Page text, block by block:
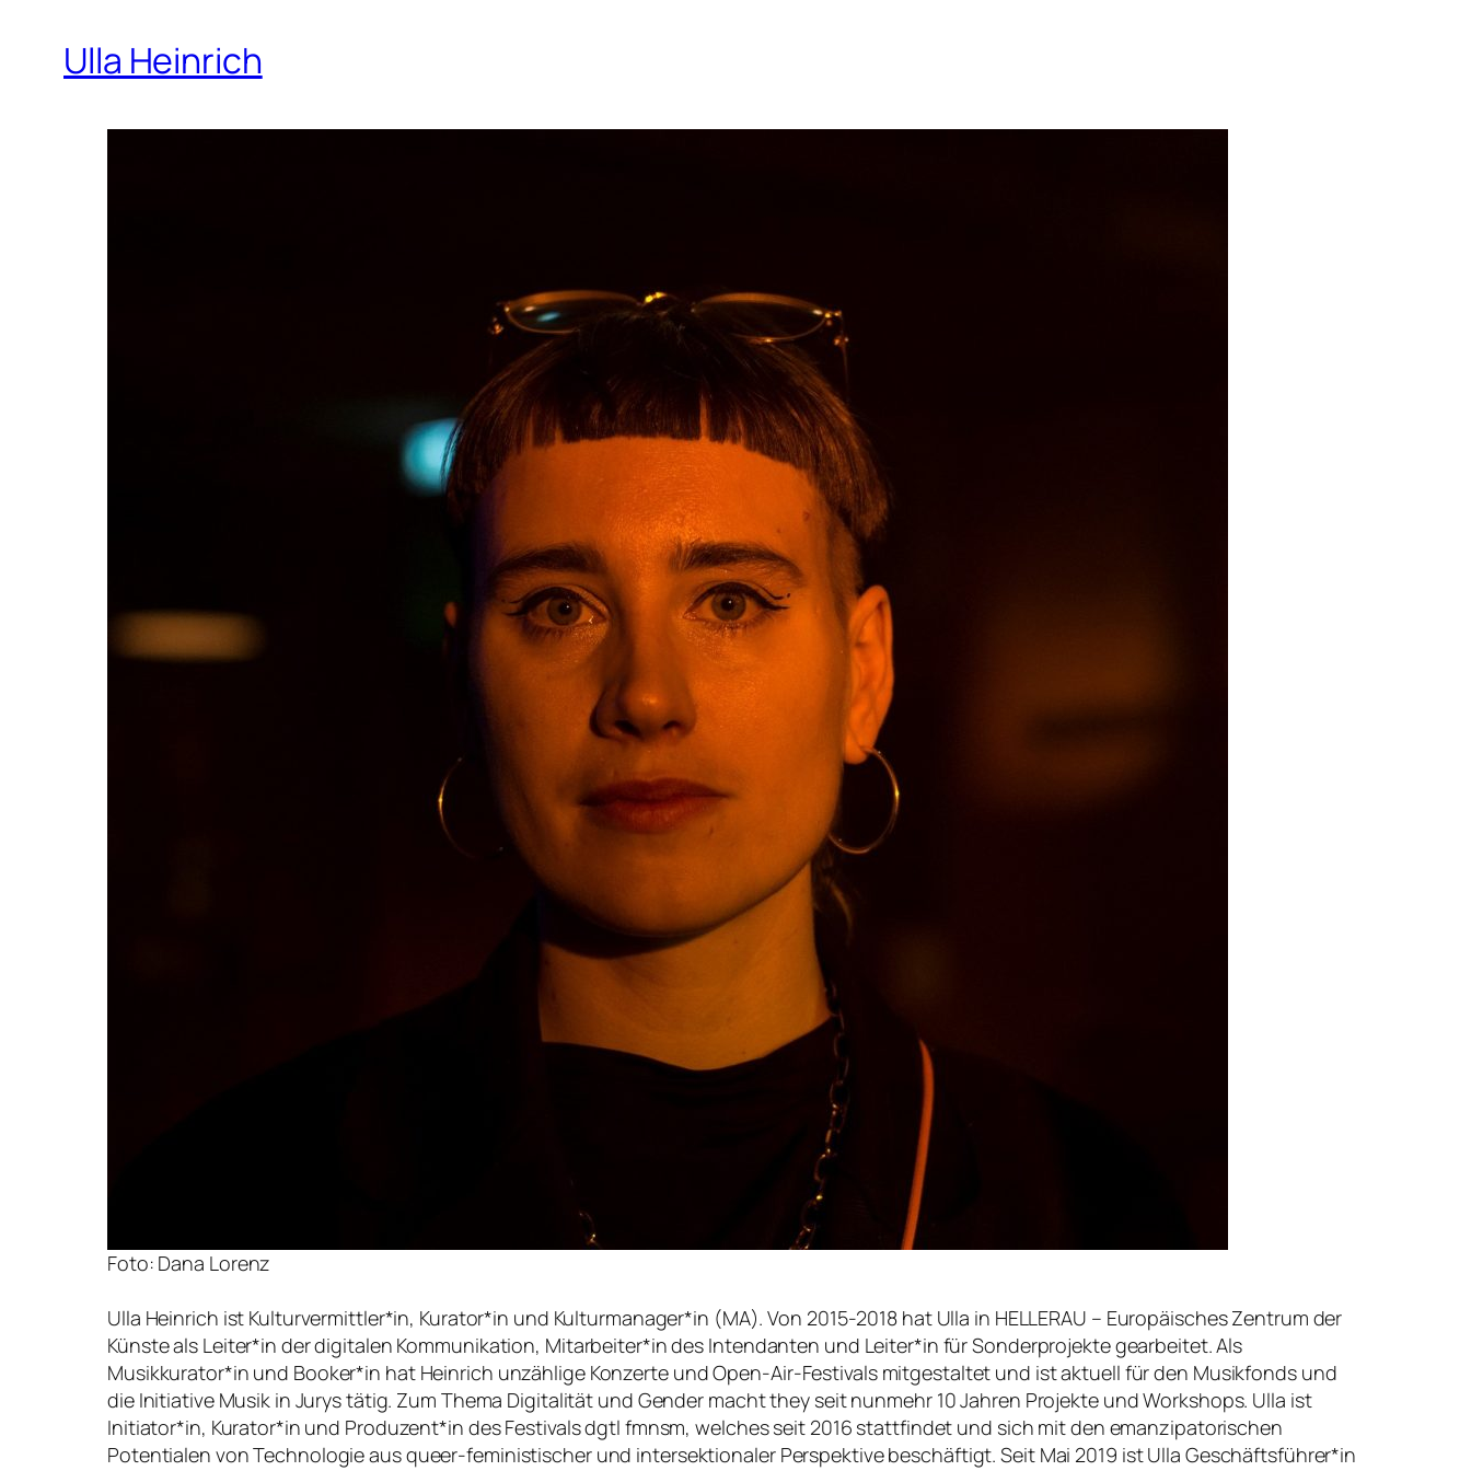
Ulla Heinrich
Foto: Dana Lorenz
Ulla Heinrich ist Kulturvermittler*in, Kurator*in und Kulturmanager*in (MA). Von 2015-2018 hat Ulla in HELLERAU – Europäisches Zentrum der
Künste als Leiter*in der digitalen Kommunikation, Mitarbeiter*in des Intendanten und Leiter*in für Sonderprojekte gearbeitet. Als
Musikkurator*in und Booker*in hat Heinrich unzählige Konzerte und Open-Air-Festivals mitgestaltet und ist aktuell für den Musikfonds und
die Initiative Musik in Jurys tätig. Zum Thema Digitalität und Gender macht they seit nunmehr 10 Jahren Projekte und Workshops. Ulla ist
Initiator*in, Kurator*in und Produzent*in des Festivals dgtl fmnsm, welches seit 2016 stattfindet und sich mit den emanzipatorischen
Potentialen von Technologie aus queer-feministischer und intersektionaler Perspektive beschäftigt. Seit Mai 2019 ist Ulla Geschäftsführer*in